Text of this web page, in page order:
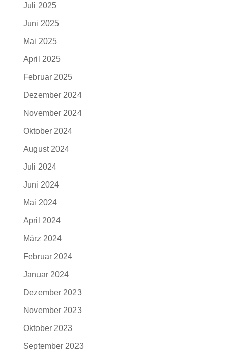
Juli 2025
Juni 2025
Mai 2025
April 2025
Februar 2025
Dezember 2024
November 2024
Oktober 2024
August 2024
Juli 2024
Juni 2024
Mai 2024
April 2024
März 2024
Februar 2024
Januar 2024
Dezember 2023
November 2023
Oktober 2023
September 2023